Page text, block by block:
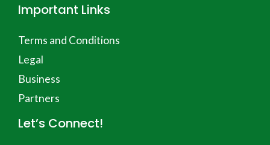
Important Links
Terms and Conditions
Legal
Business
Partners
Let’s Connect!